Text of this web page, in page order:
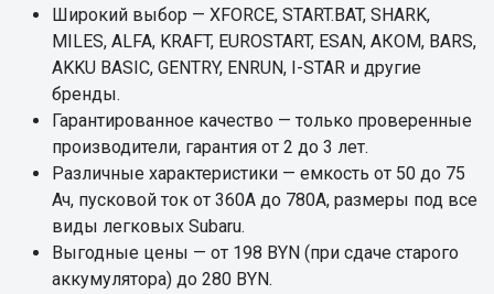
Широкий выбор — XFORCE, START.BAT, SHARK,
MILES, ALFA, KRAFT, EUROSTART, ESAN, АКОМ, BARS,
AKKU BASIC, GENTRY, ENRUN, I-STAR и другие
бренды.
Гарантированное качество — только проверенные
производители, гарантия от 2 до 3 лет.
Различные характеристики — емкость от 50 до 75
Ач, пусковой ток от 360А до 780А, размеры под все
виды легковых Subaru.
Выгодные цены — от 198 BYN (при сдаче старого
аккумулятора) до 280 BYN.